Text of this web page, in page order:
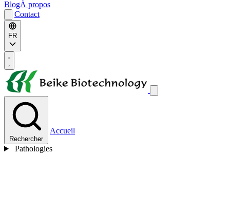
BlogÀ propos
Contact
FR
Rechercher
Accueil
Pathologies